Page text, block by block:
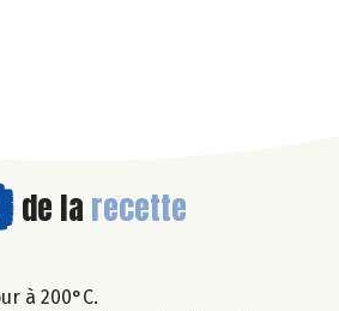
de la recette
à 200°C.